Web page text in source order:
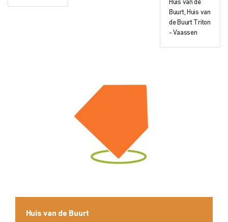
Huis van de
Buurt, Huis van
de Buurt Triton
- Vaassen
Huis van de Buurt